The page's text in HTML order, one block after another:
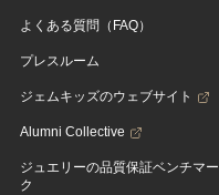
よくある質問（FAQ）
プレスルーム
ジェムキッズのウェブサイト
Alumni Collective
ジュエリーの品質保証ベンチマー
ク